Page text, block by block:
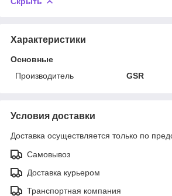
Характеристики
Основные
Производитель
GSR
Условия доставки
Доставка осуществляется только по
Самовывоз
Доставка курьером
Транспортная компания